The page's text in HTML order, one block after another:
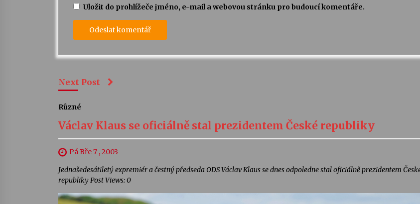
Uložit do prohlížeče jméno, e-mail a webovou stránku pro budoucí komentáře.
Next Post
Různé
Václav Klaus se oficiálně stal prezidentem České republiky
Pá Bře 7 , 2003
Jednašedesátiletý expremiér a čestný předseda ODS Václav Klaus se dnes odpoledne stal oficiálně prezidentem
republiky Post Views: 0